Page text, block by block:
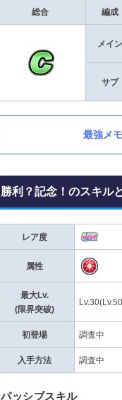
総合 編成
メイン
サブ
最強メ
勝利？記念！のスキル
レア度
属性
最大Lv.
(限界突破)
初登場 調査中
入手方法 調査中
パッシブスキル